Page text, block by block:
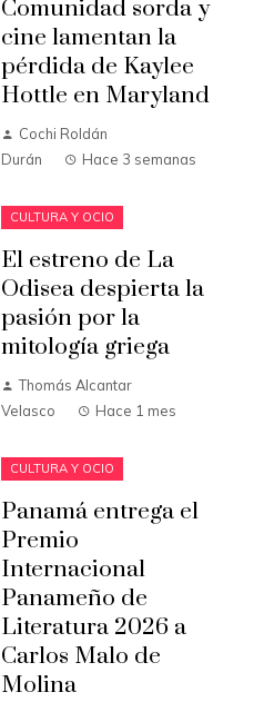
Comunidad sorda y
cine lamentan la
pérdida de Kaylee
Hottle en Maryland
Cochi Roldán
Durán
Hace 3 semanas
CULTURA Y OCIO
El estreno de La
Odisea despierta la
pasión por la
mitología griega
Thomás Alcantar
Velasco
Hace 1 mes
CULTURA Y OCIO
Panamá entrega el
Premio
Internacional
Panameño de
Literatura 2026 a
Carlos Malo de
Molina